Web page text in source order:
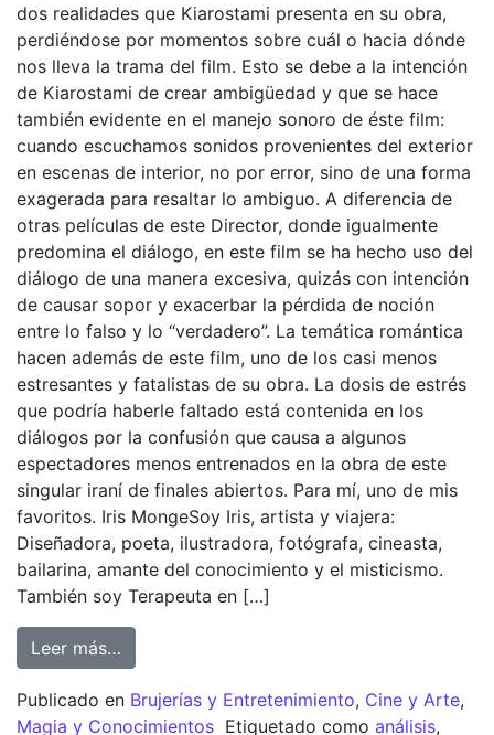
dos realidades que Kiarostami presenta en su obra,
perdiéndose por momentos sobre cuál o hacia dónde
nos lleva la trama del film. Esto se debe a la intención
de Kiarostami de crear ambigüedad y que se hace
también evidente en el manejo sonoro de éste film:
cuando escuchamos sonidos provenientes del exterior
en escenas de interior, no por error, sino de una forma
exagerada para resaltar lo ambiguo. A diferencia de
otras películas de este Director, donde igualmente
predomina el diálogo, en este film se ha hecho uso del
diálogo de una manera excesiva, quizás con intención
de causar sopor y exacerbar la pérdida de noción
entre lo falso y lo “verdadero”. La temática romántica
hacen además de este film, uno de los casi menos
estresantes y fatalistas de su obra. La dosis de estrés
que podría haberle faltado está contenida en los
diálogos por la confusión que causa a algunos
espectadores menos entrenados en la obra de este
singular iraní de finales abiertos. Para mí, uno de mis
favoritos. Iris MongeSoy Iris, artista y viajera:
Diseñadora, poeta, ilustradora, fotógrafa, cineasta,
bailarina, amante del conocimiento y el misticismo.
También soy Terapeuta en […]
Leer más…
Publicado en Brujerías y Entretenimiento, Cine y Arte,
Magia y Conocimientos Etiquetado como análisis,